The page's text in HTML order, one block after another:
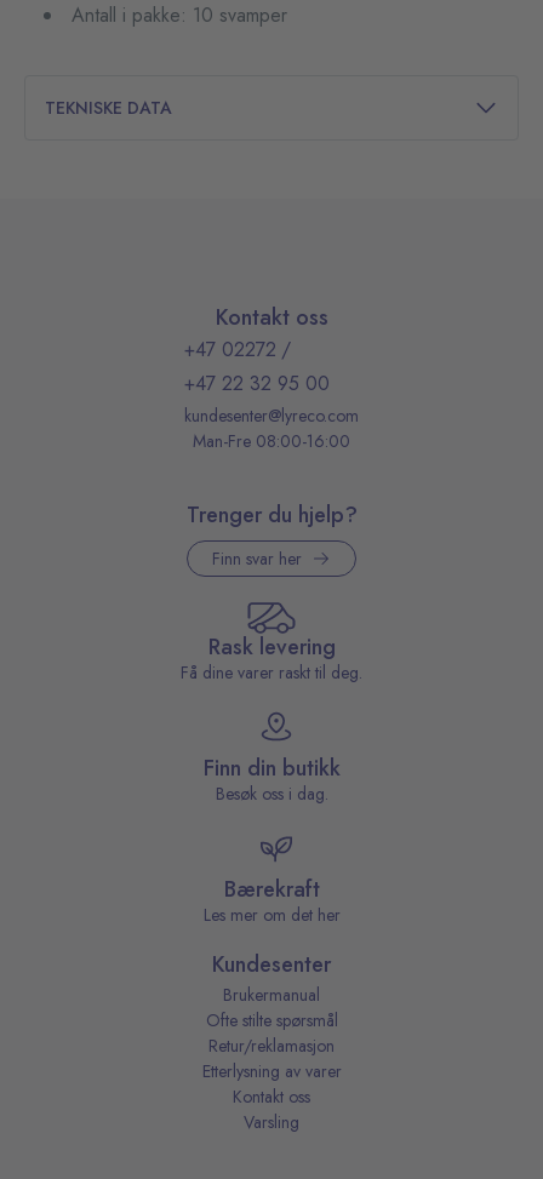
Antall i pakke: 10 svamper
TEKNISKE DATA
Kontakt oss
+47 02272 /
+47 22 32 95 00
kundesenter@lyreco.com
Man-Fre 08:00-16:00
Trenger du hjelp?
Finn svar her
Rask levering
Få dine varer raskt til deg.
Finn din butikk
Besøk oss i dag.
Bærekraft
Les mer om det her
Kundesenter
Brukermanual
Ofte stilte spørsmål
Retur/reklamasjon
Etterlysning av varer
Kontakt oss
Varsling